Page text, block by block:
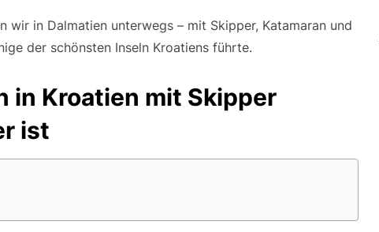
wir in Dalmatien unterwegs – mit Skipper, Katamaran und
der schönsten Inseln Kroatiens führte.
in Kroatien mit Skipper
ist